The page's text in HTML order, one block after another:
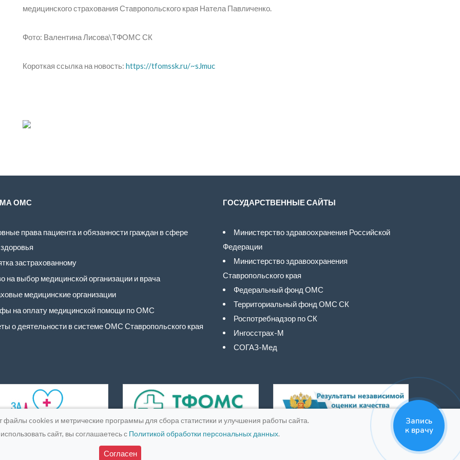
медицинского страхования Ставропольского края Натела Павличенко.
Фото: Валентина Лисова\ТФОМС СК
Короткая ссылка на новость: https://tfomssk.ru/~sJmuc
ОМС
права пациента и обязанности граждан в сфере
застрахованному
на выбор медицинской организации и врача
медицинские организации
на оплату медицинской помощи по ОМС
о деятельности в системе ОМС Ставропольского края
ГОСУДАРСТВЕННЫЕ САЙТЫ
Министерство здравоохранения Российской
Федерации
Министерство здравоохранения
Ставропольского края
Федеральный фонд ОМС
Территориальный фонд ОМС СК
Роспотребнадзор по СК
Ингосстрах-М
СОГАЗ-Мед
Лицензия: ЛО-26-01-004900 от 25 марта 2019 г.
файлы cookies и метрические программы для сбора статистики и улучшения работы сайта.
сайт, вы соглашаетесь с Политикой обработки персональных данных.
Согласен
Запись
к врачу